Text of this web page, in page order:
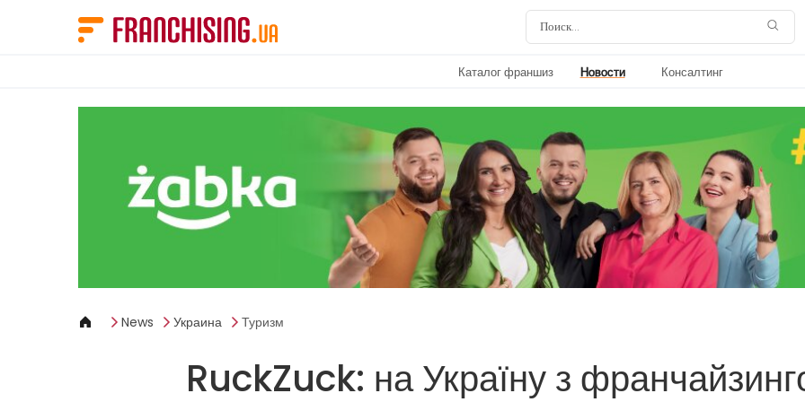
Каталог франшиз Новости Консалтинг
News Украина Туризм
RuckZuck: на Україну з